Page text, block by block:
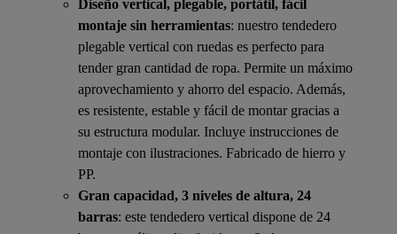
Diseño vertical, plegable, portátil, fácil
montaje sin herramientas: nuestro tendedero
plegable vertical con ruedas es perfecto para
tender gran cantidad de ropa. Permite un máximo
aprovechamiento y ahorro del espacio. Además,
es resistente, estable y fácil de montar gracias a
su estructura modular. Incluye instrucciones de
montaje con ilustraciones. Fabricado de hierro y
PP.
Gran capacidad, 3 niveles de altura, 24
barras: este tendedero vertical dispone de 24